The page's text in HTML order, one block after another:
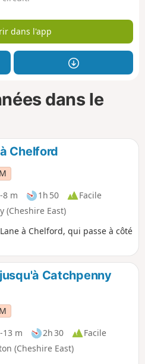
dans l'app
dans le
Chelford
-8 m 1h 50
Facile
(Cheshire East)
à Chelford, qui passe à côté
Catchpenny
-13 m 2h 30
Facile
(Cheshire East)